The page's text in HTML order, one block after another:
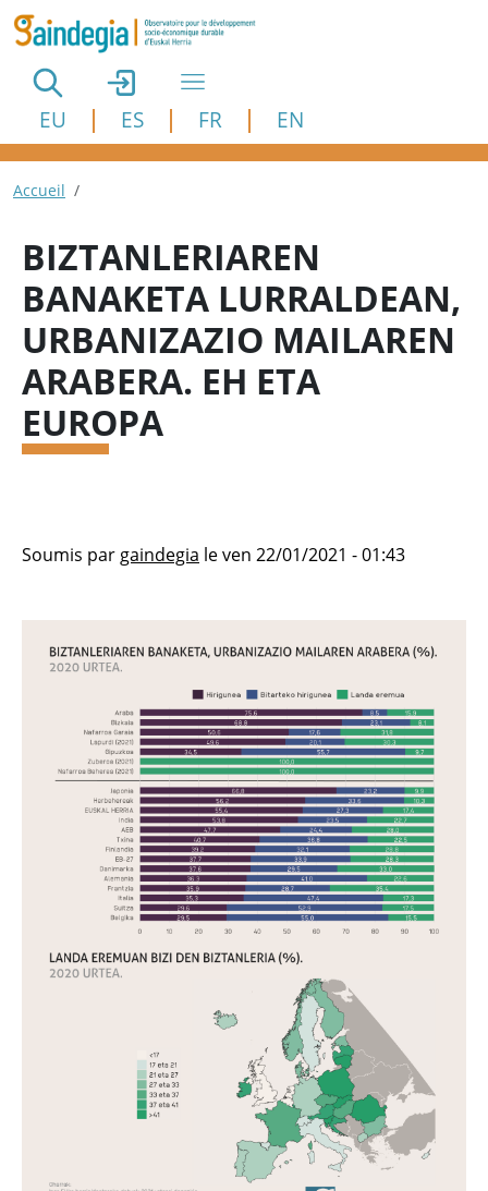
Aller au contenu principal
EU ES FR EN
Fil d'Ariane
Accueil
BIZTANLERIAREN
BANAKETA LURRALDEAN,
URBANIZAZIO MAILAREN
ARABERA. EH ETA
EUROPA
Soumis par gaindegia leven 22/01/2021 - 01:43